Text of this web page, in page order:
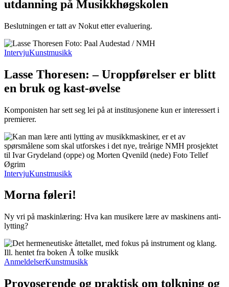
utdanning på Musikkhøgskolen
Beslutningen er tatt av Nokut etter evaluering.
IntervjuKunstmusikk
Lasse Thoresen: – Uroppførelser er blitt
en bruk og kast-øvelse
Komponisten har sett seg lei på at institusjonene kun er interessert i
premierer.
IntervjuKunstmusikk
Morna føleri!
Ny vri på maskinlæring: Hva kan musikere lære av maskinens anti-
lytting?
AnmeldelserKunstmusikk
Provoserende og praktisk om tolkning og